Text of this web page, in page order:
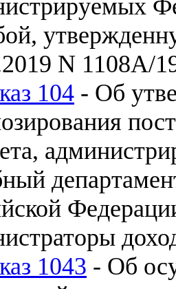
N 1108А/
104 - Об
1043 - Об